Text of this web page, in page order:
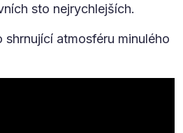
sto nejrychlejších.
shrnující atmosféru minulého